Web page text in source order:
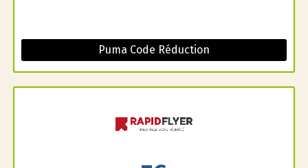
Puma Code Réduction